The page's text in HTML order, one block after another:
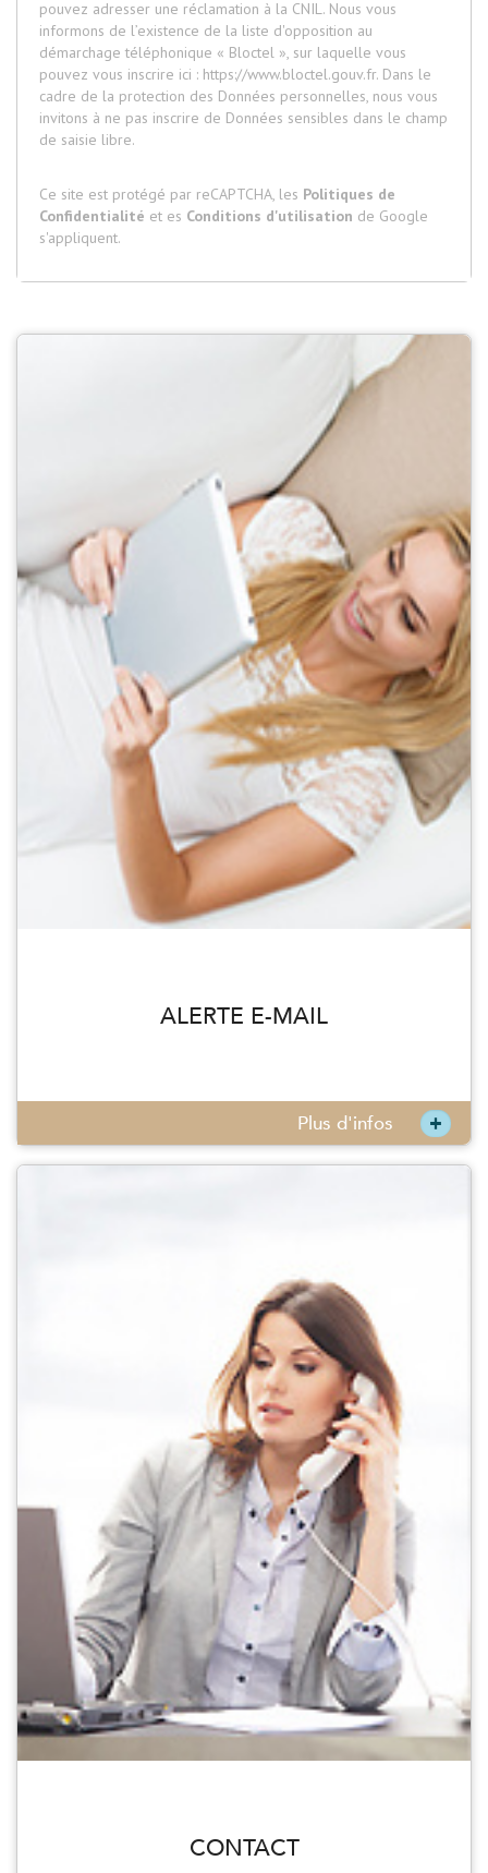
pouvez adresser une réclamation à la CNIL. Nous vous
informons de l’existence de la liste d'opposition au
démarchage téléphonique « Bloctel », sur laquelle vous
pouvez vous inscrire ici : https://www.bloctel.gouv.fr. Dans le
cadre de la protection des Données personnelles, nous vous
invitons à ne pas inscrire de Données sensibles dans le champ
de saisie libre.
Ce site est protégé par reCAPTCHA, les Politiques de
Confidentialité et es Conditions d'utilisation de Google
s'appliquent.
ALERTE E-MAIL
Plus d'infos +
CONTACT